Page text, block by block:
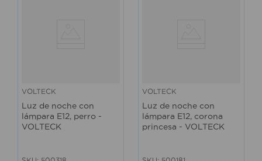
VOLTECK
Luz de noche con
lámpara E12, perro -
VOLTECK
VOLTECK
Luz de noche con
lámpara E12, corona
princesa - VOLTECK